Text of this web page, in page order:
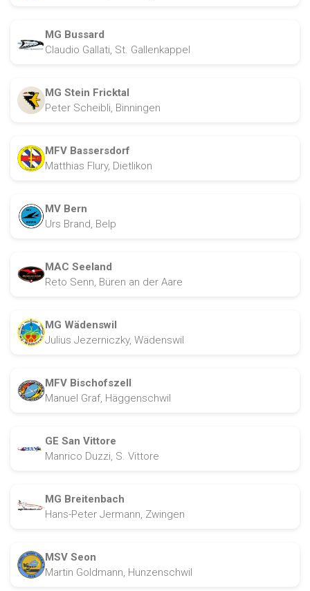
MG Bussard
Claudio Gallati, St. Gallenkappel
MG Stein Fricktal
Peter Scheibli, Binningen
MFV Bassersdorf
Matthias Flury, Dietlikon
MV Bern
Urs Brand, Belp
MAC Seeland
Reto Senn, Büren an der Aare
MG Wädenswil
Julius Jezerniczky, Wädenswil
MFV Bischofszell
Manuel Graf, Häggenschwil
GE San Vittore
Manrico Duzzi, S. Vittore
MG Breitenbach
Hans-Peter Jermann, Zwingen
MSV Seon
Martin Goldmann, Hunzenschwil